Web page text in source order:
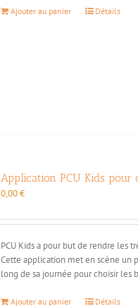
Ajouter au panier Détails
Application PCU Kids pour
0,00€
PCU Kids a pour but de rendre les
Cette application met en scène un
long de sa journée pour choisir les
Ajouter au panier Détails